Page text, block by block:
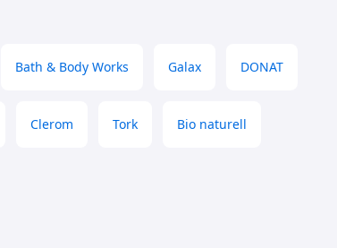
Bath & Body Works Galax DONAT
Clerom Tork Bio naturell